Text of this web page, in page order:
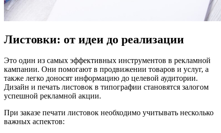
Листовки: от идеи до реализации
Это один из самых эффективных инструментов в рекламной
кампании. Они помогают в продвижении товаров и услуг, а
также легко доносят информацию до целевой аудитории.
Дизайн и печать листовок в типографии становятся залогом
успешной рекламной акции.
При заказе печати листовок необходимо учитывать несколько
важных аспектов: